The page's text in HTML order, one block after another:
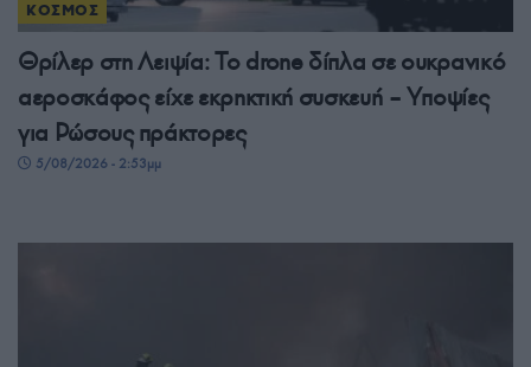
ΚΟΣΜΟΣ
Θρίλερ στη Λειψία: Το drone δίπλα σε ουκρανικό
αεροσκάφος είχε εκρηκτική συσκευή – Υποψίες
για Ρώσους πράκτορες
5/08/2026 - 2:53μμ